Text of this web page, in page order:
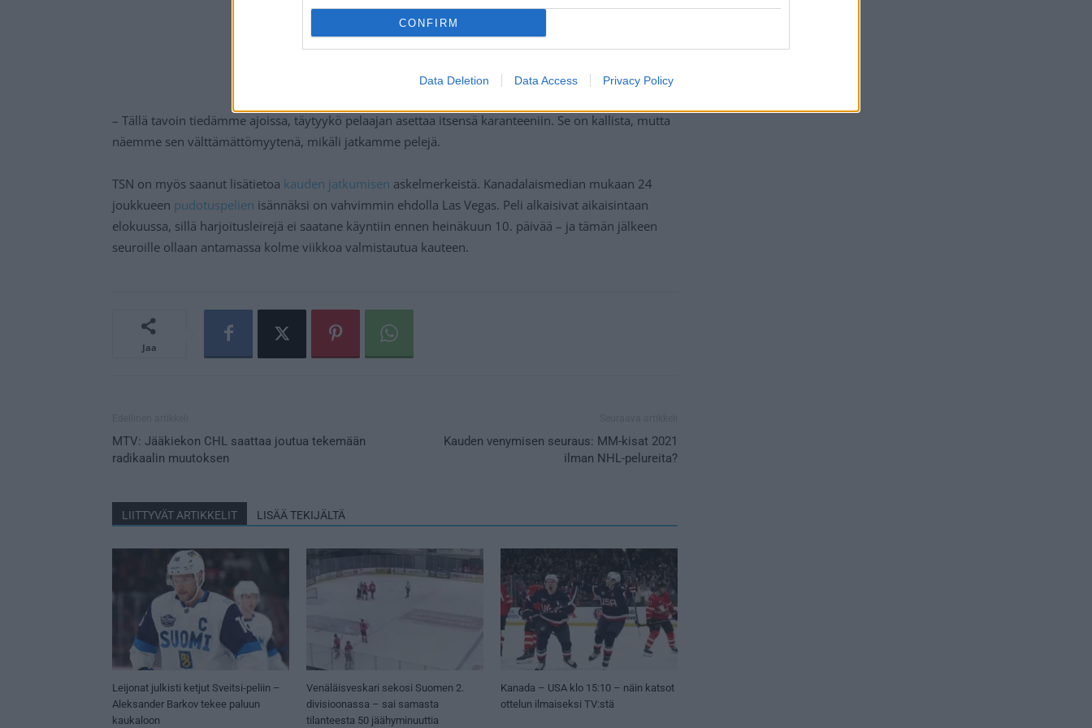
CONFIRM
Data Deletion Data Access Privacy Policy
– Tällä tavoin tiedämme ajoissa, täytyykö pelaajan asettaa itsensä karanteeniin. Se on kallista, mutta
näemme sen välttämättömyytenä, mikäli jatkamme pelejä.
TSN on myös saanut lisätietoa kauden jatkumisen askelmerkeistä. Kanadalaismedian mukaan 24
joukkueen pudotuspelien isännäksi on vahvimmin ehdolla Las Vegas. Peli alkaisivat aikaisintaan
elokuussa, sillä harjoitusleirejä ei saatane käyntiin ennen heinäkuun 10. päivää – ja tämän jälkeen
seuroille ollaan antamassa kolme viikkoa valmistautua kauteen.
Jaa
MTV: Jääkiekon CHL saattaa joutua tekemään
radikaalin muutoksen
Kauden venymisen seuraus: MM-kisat 2021
ilman NHL-pelureita?
LIITTYVÄT ARTIKKELIT LISÄÄ TEKIJÄLTÄ
Leijonat julkisti ketjut Sveitsi-peliin –
Aleksander Barkov tekee paluun
kaukaloon
Venäläisveskari sekosi Suomen 2.
divisioonassa – sai samasta
tilanteesta 50 jäähyminuuttia
Kanada – USA klo 15:10 – näin katsot
ottelun ilmaiseksi TV:stä